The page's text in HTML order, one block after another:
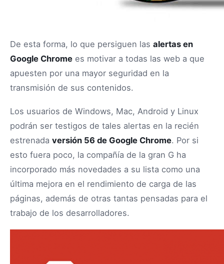
De esta forma, lo que persiguen las alertas en
Google Chrome es motivar a todas las web a que
apuesten por una mayor seguridad en la
transmisión de sus contenidos.
Los usuarios de Windows, Mac, Android y Linux
podrán ser testigos de tales alertas en la recién
estrenada versión 56 de Google Chrome. Por si
esto fuera poco, la compañía de la gran G ha
incorporado más novedades a su lista como una
última mejora en el rendimiento de carga de las
páginas, además de otras tantas pensadas para el
trabajo de los desarrolladores.